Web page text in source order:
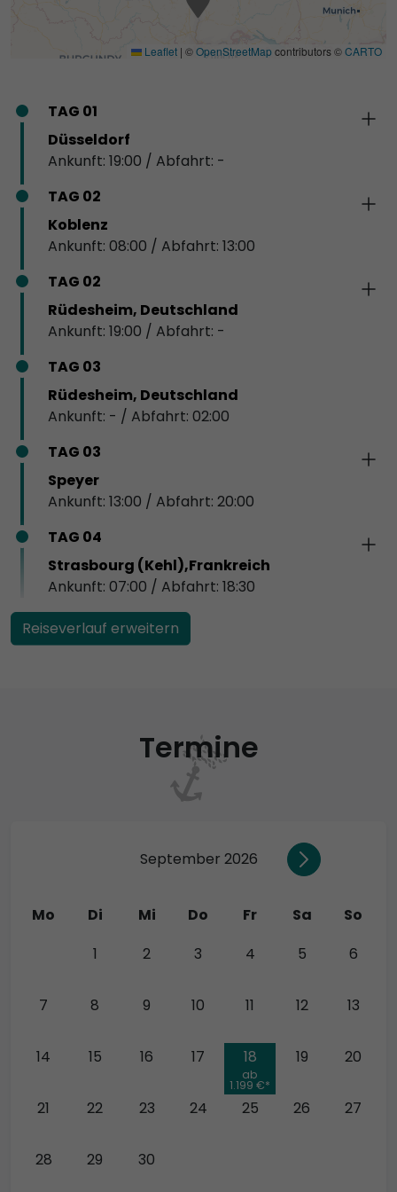
Leaflet | ©OpenStreetMapcontributors ©CARTO
TAG 01
Düsseldorf
Ankunft: 19:00 / Abfahrt: -
TAG 02
Koblenz
Ankunft: 08:00 / Abfahrt: 13:00
TAG 02
Rüdesheim, Deutschland
Ankunft: 19:00 / Abfahrt: -
TAG 03
Rüdesheim, Deutschland
Ankunft: - / Abfahrt: 02:00
TAG 03
Speyer
Ankunft: 13:00 / Abfahrt: 20:00
TAG 04
Strasbourg (Kehl),Frankreich
Ankunft: 07:00 / Abfahrt: 18:30
Reiseverlauf erweitern
Termine
September 2026
Mo Di Mi Do Fr Sa
So
1 2 3 4 5 6
7 8 9 10 11 12 13
14 15 16 17
ab
1.199 €*
18 19 20
21 22 23 24 25 26 27
28 29 30